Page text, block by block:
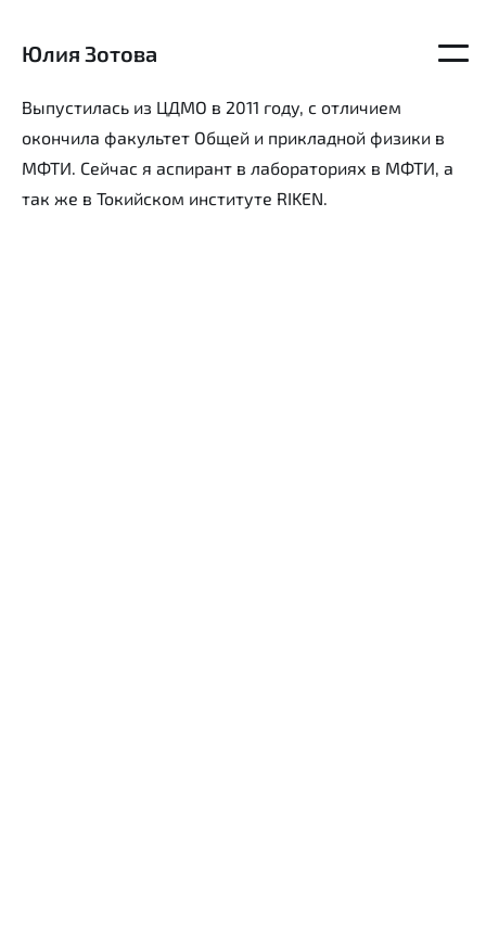
Юлия Зотова
Выпустилась из ЦДМО в 2011 году, с отличием
окончила факультет Общей и прикладной физики в
МФТИ. Сейчас я аспирант в лабораториях в МФТИ, а
так же в Токийском институте RIKEN.